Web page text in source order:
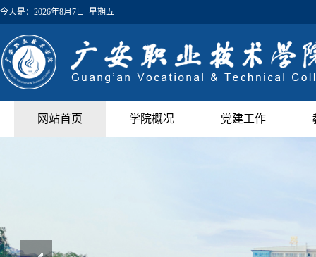
今天是： 2026年8月7日 星期五
网站首页 学院概况 党建工作